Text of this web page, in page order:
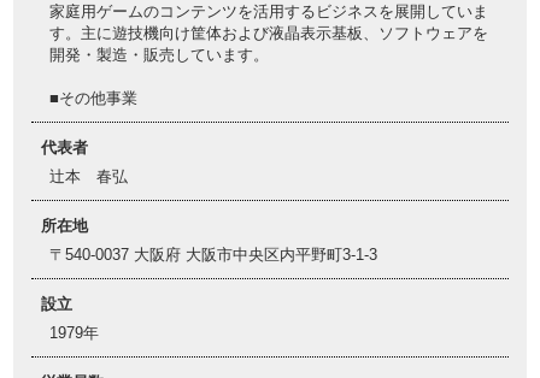
家庭用ゲームのコンテンツを活用するビジネスを展開していま
す。主に遊技機向け筐体および液晶表示基板、ソフトウェアを
開発・製造・販売しています。
■その他事業
代表者
辻本 春弘
所在地
〒540-0037 大阪府 大阪市中央区内平野町3-1-3
設立
1979年